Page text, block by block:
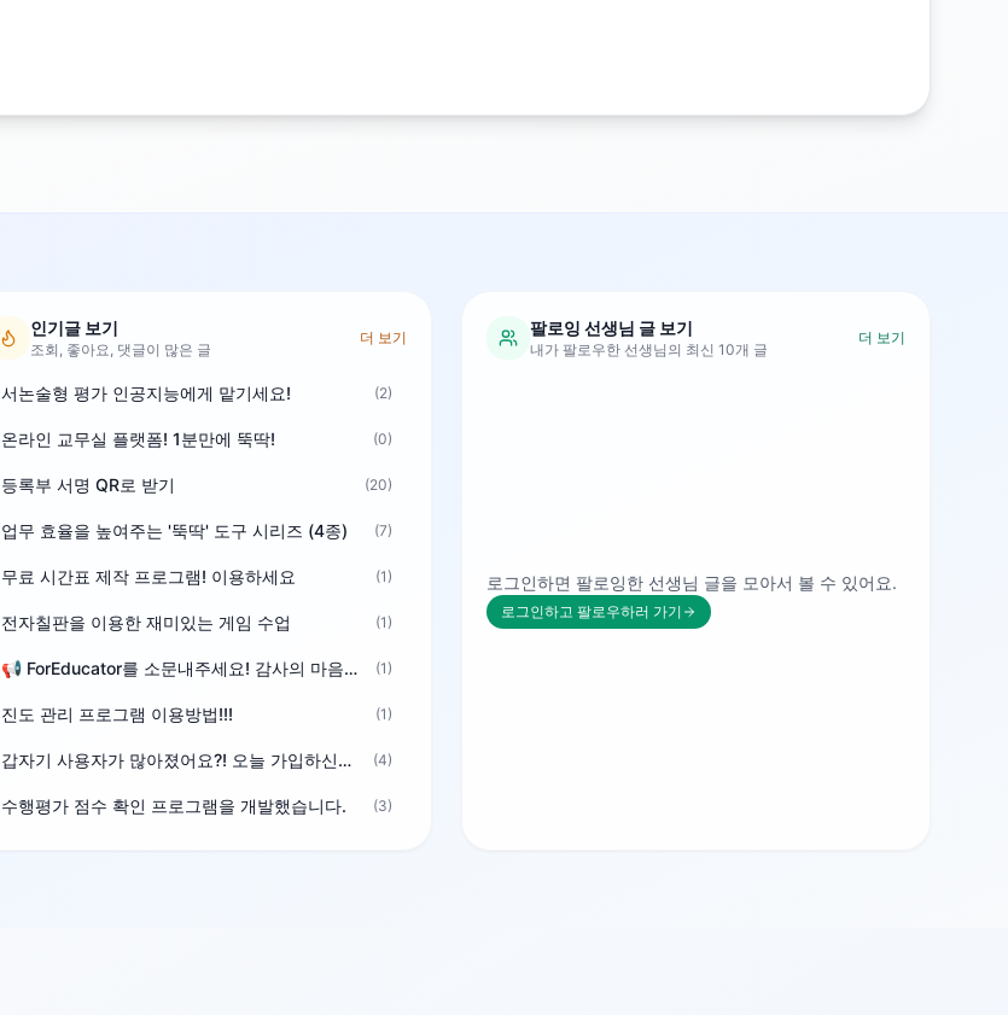
인기글 보기
조회, 좋아요, 댓글이 많은 글
더 보기
서논술형 평가 인공지능에게 맡기세요! (2)
온라인 교무실 플랫폼! 1분만에 뚝딱! (0)
등록부 서명 QR로 받기 (20)
업무 효율을 높여주는 '뚝딱' 도구 시리즈 (4종) (7)
무료 시간표 제작 프로그램! 이용하세요 (1)
전자칠판을 이용한 재미있는 게임 수업 (1)
📢 ForEducator를 소문내주세요! 감사의 마음을 담은 포인트 선물 (1)
진도 관리 프로그램 이용방법!!! (1)
갑자기 사용자가 많아졌어요?! 오늘 가입하신분^^ (4)
수행평가 점수 확인 프로그램을 개발했습니다. (3)
팔로잉 선생님 글 보기
내가 팔로우한 선생님의 최신 10개 글
더 보기
로그인하면 팔로잉한 선생님 글을 모아서 볼 수 있어요.
로그인하고 팔로우하러 가기